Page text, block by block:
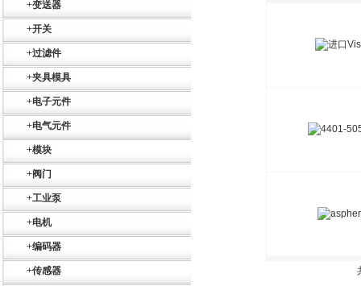
+变送器
+开关
+过滤件
+夹具模具
+电子元件
+电气元件
+模块
+阀门
+工业泵
+电机
+编码器
+传感器
SR+KH-AFB AF24-